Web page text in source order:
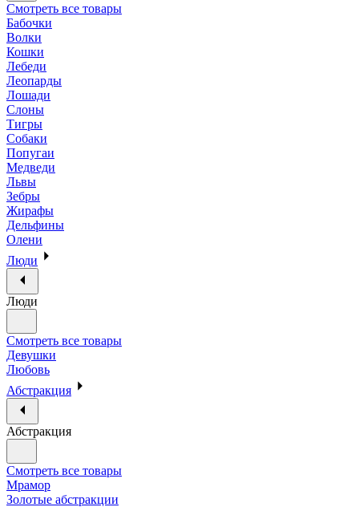
Смотреть все товары
Бабочки
Волки
Кошки
Лебеди
Леопарды
Лошади
Слоны
Тигры
Собаки
Попугаи
Медведи
Львы
Зебры
Жирафы
Дельфины
Олени
Люди
Люди
Смотреть все товары
Девушки
Любовь
Абстракция
Абстракция
Смотреть все товары
Мрамор
Золотые абстракции